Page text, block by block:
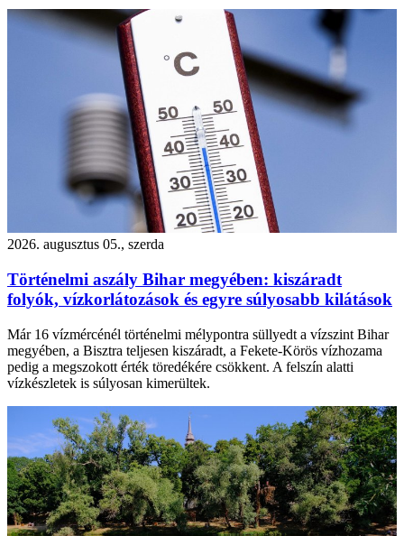
2026. augusztus 05., szerda
Történelmi aszály Bihar megyében: kiszáradt
folyók, vízkorlátozások és egyre súlyosabb kilátások
Már 16 vízmércénél történelmi mélypontra süllyedt a vízszint Bihar
megyében, a Bisztra teljesen kiszáradt, a Fekete-Körös vízhozama
pedig a megszokott érték töredékére csökkent. A felszín alatti
vízkészletek is súlyosan kimerültek.